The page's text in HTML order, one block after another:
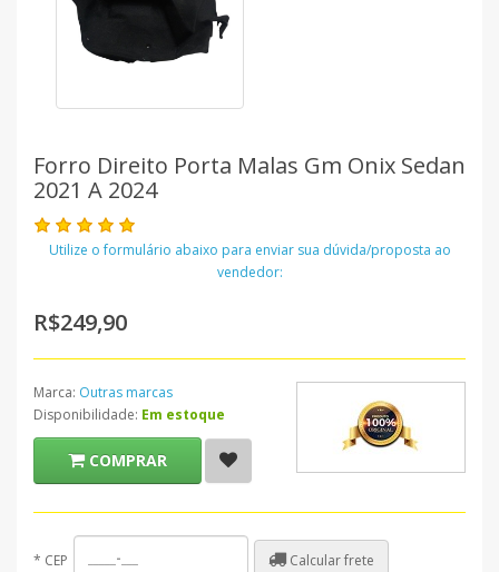
Forro Direito Porta Malas Gm Onix Sedan
2021 A 2024
Utilize o formulário abaixo para enviar sua dúvida/proposta ao
vendedor:
R$249,90
Marca: Outras marcas
Disponibilidade: Em estoque
COMPRAR
* CEP Calcular frete